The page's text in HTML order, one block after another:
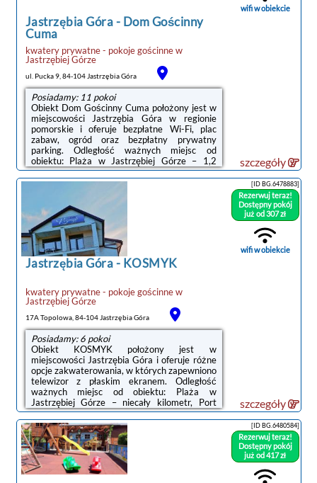
noclegi Jastrzębia Góra
Jastrzębia Góra- Dom Gościnny
Cuma
kwatery prywatne - pokoje gościnnew
Jastrzębiej Górze
ul. Pucka 9, 84-104 Jastrzębia Góra
Posiadamy: 11 pokoi
Obiekt Dom Gościnny Cuma położony jest w
miejscowości Jastrzębia Góra w regionie
pomorskie i oferuje bezpłatne Wi-Fi, plac
zabaw, ogród oraz bezpłatny prywatny
parking. Odległość ważnych miejsc od
obiektu: Plaża w Jastrzębiej Górze – 1,2
km.Wyposażenie obejmuje także lodówkę i
czajnik.Na terenie obiektu Dom Gościnny
grillowania.Odległość ważnych miejsc od
obiektu: Port Gdynia – 41 km, Stocznia
Gdynia – 44 km. Lotnisko Lotnisko Gdańsk-
Rębiechowo znajduje się 66 km od
obiektu.Doba hotelowa od godziny 13:00 do
10:00.Przed przyjazdem ...
wifi w obiekcie
szczegóły
Jastrzębia Góra- KOSMYK
kwatery prywatne - pokoje gościnnew
Jastrzębiej Górze
17A Topolowa, 84-104 Jastrzębia Góra
Posiadamy: 6 pokoi
Obiekt KOSMYK położony jest w
miejscowości Jastrzębia Góra i oferuje różne
opcje zakwaterowania, w których zapewniono
telewizor z płaskim ekranem. Odległość
ważnych miejsc od obiektu: Plaża w
Jastrzębiej Górze – niecały kilometr, Port
Gdynia – 41 km. Na miejscu zapewniono
bezpłatne Wi-Fi, a prywatny parking
dostępny jest za dodatkową opłatą.Do
dyspozycji Gości jest w pełni wyposażona
prywatna łazienka z prysznicem i suszarką do
włosów.Odległość ważnych miejsc od
obiektu: Stocznia Gdynia – 44 km, Dworzec
[ID BG.6478883]
Rezerwuj teraz!
Dostępny pokój
już od 307 zł
wifi w obiekcie
szczegóły
[ID BG.6480584]
Rezerwuj teraz!
Dostępny pokój
już od 417 zł